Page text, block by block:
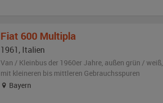
Fiat 600 Multipla
1961, Italien
Van / Kleinbus der 1960er Jahre, außen grün / weiß,
mit kleineren bis mittleren Gebrauchsspuren
Bayern